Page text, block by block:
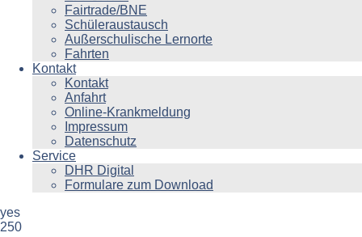
Fairtrade/BNE
Schüleraustausch
Außerschulische Lernorte
Fahrten
Kontakt
Kontakt
Anfahrt
Online-Krankmeldung
Impressum
Datenschutz
Service
DHR Digital
Formulare zum Download
yes
250